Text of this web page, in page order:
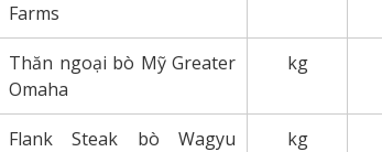
Farms
Thăn ngoại bò Mỹ Greater
Omaha
kg
Flank Steak bò Wagyu
kg